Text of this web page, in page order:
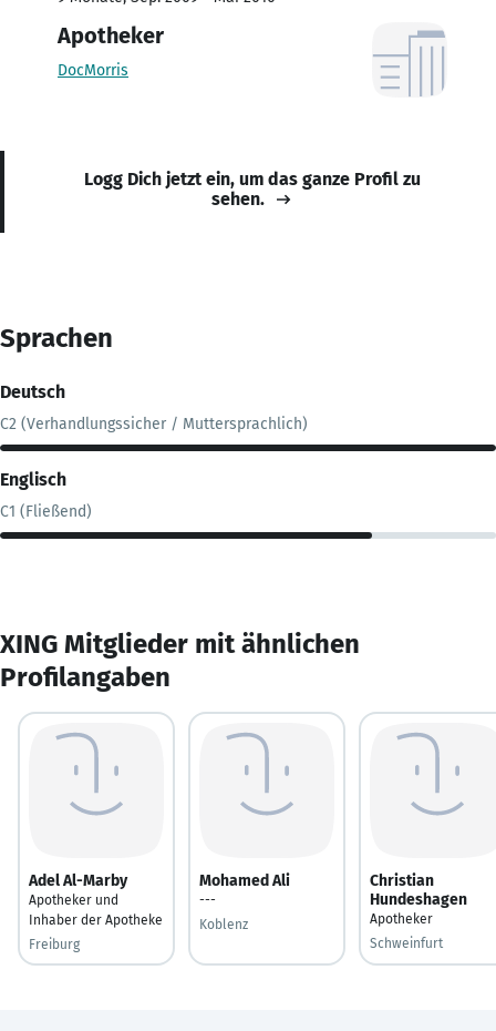
Apotheker
DocMorris
Logg Dich jetzt ein, um das ganze Profil zu
sehen.
Sprachen
Deutsch
C2 (Verhandlungssicher / Muttersprachlich)
Englisch
C1 (Fließend)
XING Mitglieder mit ähnlichen
Profilangaben
Adel Al-Marby
Apotheker und
Inhaber der Apotheke
Freiburg
Mohamed Ali
---
Koblenz
Christian
Hundeshagen
Apotheker
Schweinfurt